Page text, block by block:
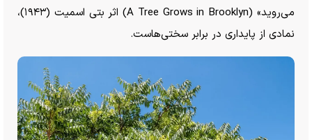
می‌روید» (A Tree Grows in Brooklyn) اثر بتی اسمیت (۱۹۴۳)،
نمادی از پایداری در برابر سختی‌هاست.